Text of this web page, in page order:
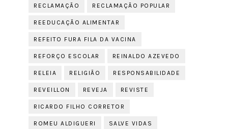
RECLAMAÇÃO RECLAMAÇÃO POPULAR
REEDUCAÇÃO ALIMENTAR
REFEITO FURA FILA DA VACINA
REFORÇO ESCOLAR REINALDO AZEVEDO
RELEIA RELIGIÃO RESPONSABILIDADE
REVEILLON REVEJA REVISTE
RICARDO FILHO CORRETOR
ROMEU ALDIGUERI SALVE VIDAS